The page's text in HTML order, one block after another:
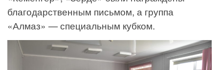
благодарственным письмом, а группа
«Алмаз» — специальным кубком.